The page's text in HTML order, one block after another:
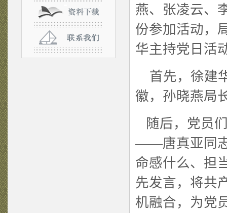
燕、张凌云、
份参加活动，
华主持党日活
首先，徐建
徽，孙晓燕局
随后，党员
——唐真亚同志
命感什么、担
先发言，将共
机融合，为党